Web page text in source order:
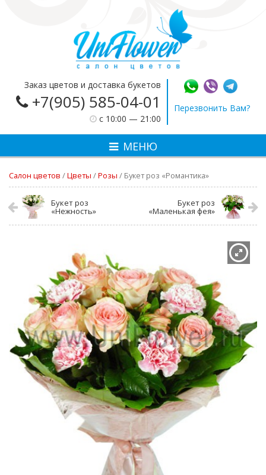
Заказ цветов и доставка букетов
+7(905) 585-04-01
c 10:00 — 21:00
Перезвонить Вам?
МЕНЮ
Салон цветов /Цветы /Розы / Букет роз «Романтика»
Букет роз
«Нежность»
Букет роз
«Маленькая фея»